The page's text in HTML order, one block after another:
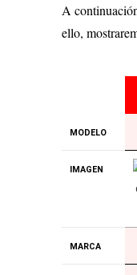
A
ello,
MODELO
IMAGEN
MARCA